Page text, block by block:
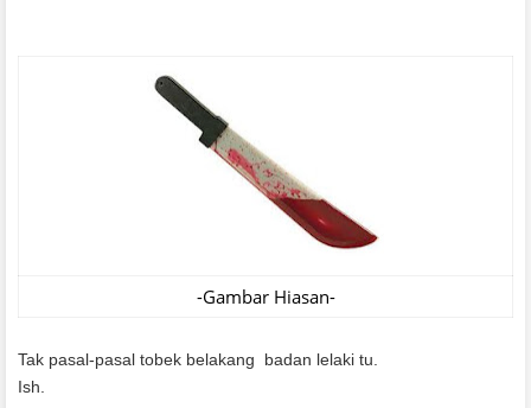
-Gambar Hiasan-
Tak pasal-pasal tobek belakang badan lelaki tu.
Ish.